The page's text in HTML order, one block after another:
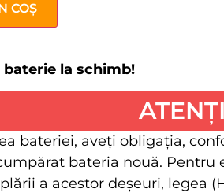
COȘ
la schimb!
bateriei, aveţi obligaţia,
bateria nouă.
a acestor deşeuri, legea